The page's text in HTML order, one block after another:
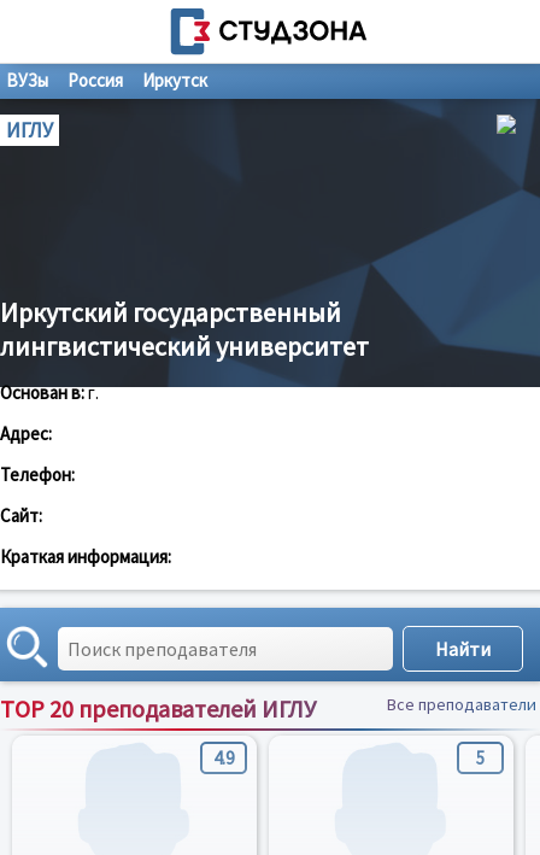
ВУЗы Россия Иркутск
ИГЛУ
Иркутский государственный
лингвистический университет
Основан в:г.
Адрес:
Телефон:
Сайт:
Краткая информация:
TOP 20 преподавателей ИГЛУ Все преподаватели
4.9 5